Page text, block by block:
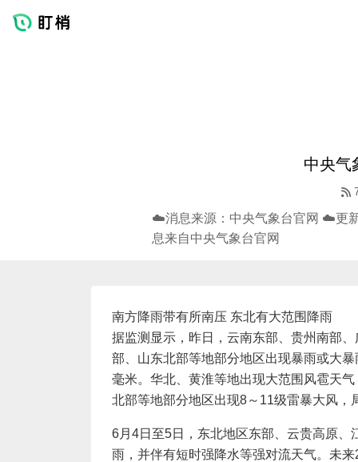
中央气
☁️消息来源：中央气象台官网 ☁️更
息来自中央气象台官网
南方降雨带有所南压 东北有大范围降雨
据监测显示，昨日，云南东部、贵州南部
部、山东北部等地部分地区出现暴雨或大
毫米。华北、黄淮等地出现大范围风雹天
北部等地部分地区出现8～11级雷暴大风
6月4日至5日，东北地区东部、云贵高原
雨，并伴有短时强降水等强对流天气。未